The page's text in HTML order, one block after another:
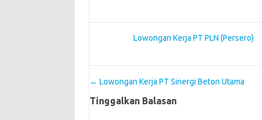
Lowongan Kerja PT PLN (Persero)
Post navigation
← Lowongan Kerja PT Sinergi Beton Utama
Tinggalkan Balasan